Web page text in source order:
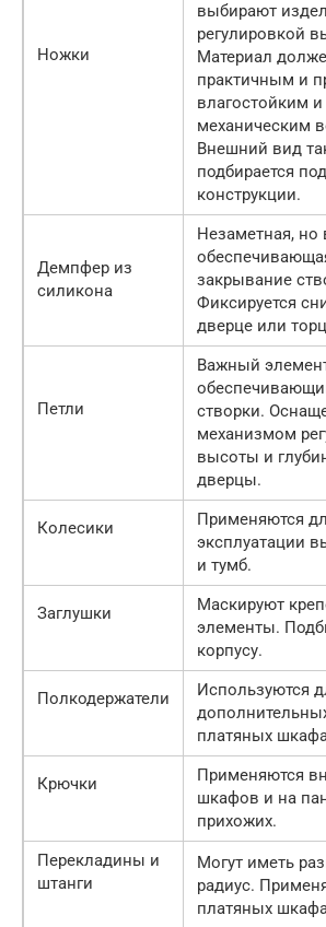
Ножки
выбирают
регулировкой
Материал
практичным и
влагостойким
механическим
Внешний вид
подбирается
конструкции.
Демпфер из
силикона
Незаметная, но
закрывание
Фиксируется
дверце или
Петли
Важный
створки.
механизмом
высоты и
дверцы.
Колесики
Применяются
эксплуатации
и тумб.
Заглушки
Маскируют
элементы.
корпусу.
Полкодержатели
Используются
платяных
Крючки
Применяются
шкафов и на
прихожих.
Перекладины и
штанги
Могут иметь
радиус.
платяных